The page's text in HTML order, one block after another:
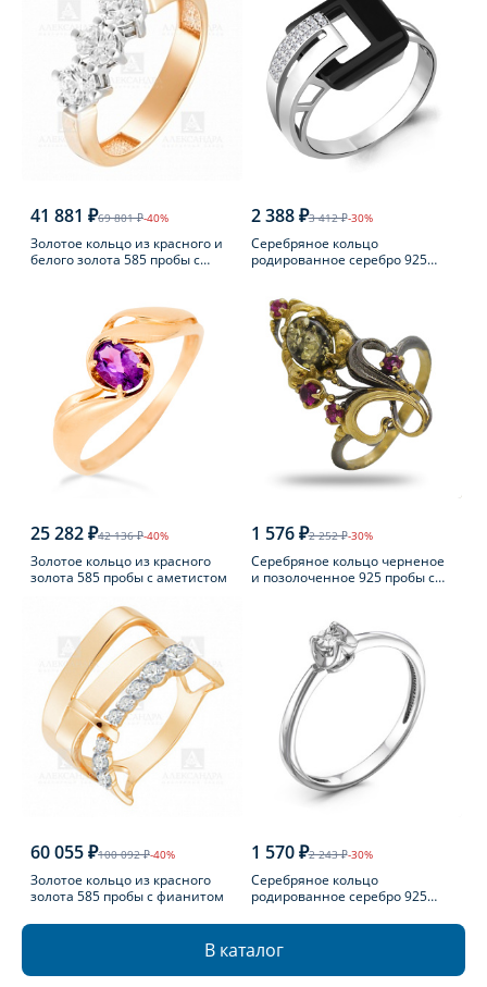
41 881 ₽69 801 ₽-40%
Золотое кольцо из красного и
белого золота 585 пробы с
2 388 ₽3 412 ₽-30%
Серебряное кольцо
родированное серебро 925
25 282 ₽42 136 ₽-40%
Золотое кольцо из красного
золота 585 пробы с аметистом
1 576 ₽2 252 ₽-30%
Серебряное кольцо черненое
и позолоченное 925 пробы с
60 055 ₽100 092 ₽-40%
Золотое кольцо из красного
золота 585 пробы с фианитом
1 570 ₽2 243 ₽-30%
Серебряное кольцо
родированное серебро 925
В каталог